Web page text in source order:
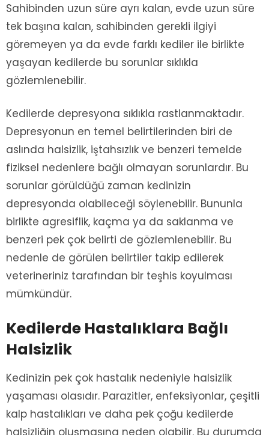
Sahibinden uzun süre ayrı kalan, evde uzun süre
tek başına kalan, sahibinden gerekli ilgiyi
göremeyen ya da evde farklı kediler ile birlikte
yaşayan kedilerde bu sorunlar sıklıkla
gözlemlenebilir.
Kedilerde depresyona sıklıkla rastlanmaktadır.
Depresyonun en temel belirtilerinden biri de
aslında halsizlik, iştahsızlık ve benzeri temelde
fiziksel nedenlere bağlı olmayan sorunlardır. Bu
sorunlar görüldüğü zaman kedinizin
depresyonda olabileceği söylenebilir. Bununla
birlikte agresiflik, kaçma ya da saklanma ve
benzeri pek çok belirti de gözlemlenebilir. Bu
nedenle de görülen belirtiler takip edilerek
veterineriniz tarafından bir teşhis koyulması
mümkündür.
Kedilerde Hastalıklara Bağlı
Halsizlik
Kedinizin pek çok hastalık nedeniyle halsizlik
yaşaması olasıdır. Parazitler, enfeksiyonlar, çeşitli
kalp hastalıkları ve daha pek çoğu kedilerde
halsizliğin oluşmasına neden olabilir. Bu durumda